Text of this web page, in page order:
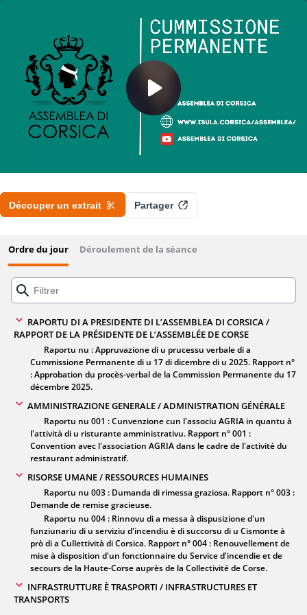
Commission Permanente - 28 Janvier 2026
Découper un extrait Partager
Ordre du jour Déroulement de la séance
RAPORTU DI A PRESIDENTE DI L’ASSEMBLEA DI CORSICA /
RAPPORT DE LA PRÉSIDENTE DE L’ASSEMBLÉE DE CORSE
Raportu nu : Appruvazione di u prucessu verbale di a
Cummissione Permanente di u 17 di dicembre di u 2025. Rapport n°
: Approbation du procès-verbal de la Commission Permanente du 17
décembre 2025.
AMMINISTRAZIONE GENERALE / ADMINISTRATION GÉNÉRALE
Raportu nu 001 : Cunvenzione cun l'associu AGRIA in quantu à
l'attività di u risturante amministrativu. Rapport n° 001 :
Convention avec l'association AGRIA dans le cadre de l'activité du
restaurant administratif.
RISORSE UMANE / RESSOURCES HUMAINES
Raportu nu 003 : Dumanda di rimessa graziosa. Rapport n° 003 :
Demande de remise gracieuse.
Raportu nu 004 : Rinnovu di a messa à dispusizione d'un
funziunariu di u serviziu d'incendiu è di succorsu di u Cismonte à
prò di a Cullettività di Corsica. Rapport n° 004 : Renouvellement de
mise à disposition d'un fonctionnaire du Service d'incendie et de
secours de la Haute-Corse auprès de la Collectivité de Corse.
INFRASTRUTTURE È TRASPORTI / INFRASTRUCTURES ET
TRANSPORTS